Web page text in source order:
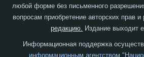
любой форме без письменного
вопросам приобретение авторских прав
редакцию. Издание выходит
Информационная поддержка
информационным агентством